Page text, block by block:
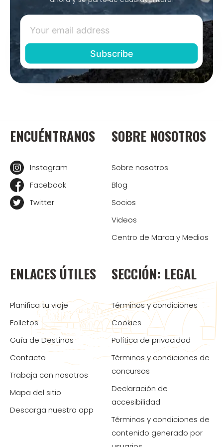
ENCUÉNTRANOS
Instagram
Facebook
Twitter
SOBRE NOSOTROS
Sobre nosotros
Blog
Socios
Videos
Centro de Marca y Medios
ENLACES ÚTILES
Planifica tu viaje
Folletos
Guía de Destinos
Contacto
Trabaja con nosotros
Mapa del sitio
Descarga nuestra app
SECCIÓN: LEGAL
Términos y condiciones
Cookies
Política de privacidad
Términos y condiciones de
concursos
Declaración de
accesibilidad
Términos y condiciones de
contenido generado por